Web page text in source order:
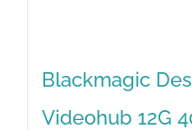
Blackmagic
Videohub 12G